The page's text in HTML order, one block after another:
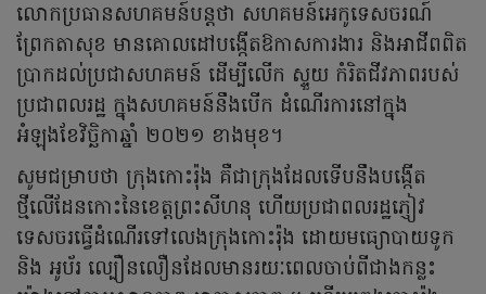
លោកប្រធានសហគមន៍បន្តថា សហគមន៍អេកូទេសចរណ៍
ព្រែកតាសុខ មានគោលដៅបង្កើតឱកាសការងារ និងអាជីពពិត
ប្រាកដល់ប្រជាសហគមន៍ ដើម្បីលើក ស្ទួយ កំរិតជីវភាពរបស់
ប្រជាពលរដ្ឋ ក្នុងសហគមន៍នឹងបើក ដំណើរការនៅក្នុង
អំឡុងខែវិច្ឆិកាឆ្នាំ ២០២១ ខាងមុខ។
សូមជម្រាបថា ក្រុងកោះរ៉ុង គឺជាក្រុងដែលទើបនឹងបង្កើត
ថ្មីលើដែនកោះនៃខេត្តព្រះសីហនុ ហើយប្រជាពលរដ្ឋភ្ញៀវ
ទេសចរធ្វើដំណើរទៅលេងក្រុងកោះរ៉ុង ដោយមធ្យោបាយទូក
និង អូប័រ ល្បឿនលឿនដែលមានរយៈពេលចាប់ពីជាងកន្លះ